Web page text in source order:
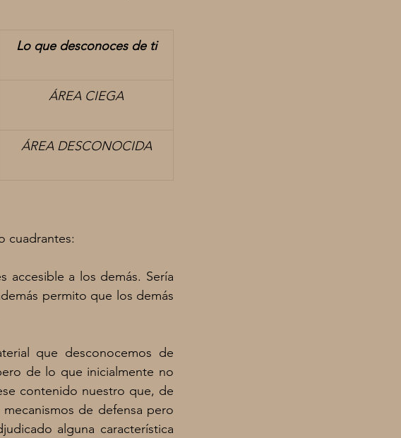
Lo que desconoces de ti
ÁREA CIEGA
ÁREA DESCONOCIDA
cuadrantes:
accesible a los demás. Sería
permito que los demás
que desconocemos de
de lo que inicialmente no
contenido nuestro que, de
de defensa pero
alguna característica